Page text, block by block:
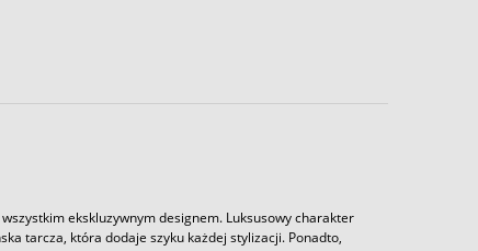
ekskluzywnym designem. Luksusowy charakter
tarcza, która dodaje szyku każdej stylizacji. Ponadto,